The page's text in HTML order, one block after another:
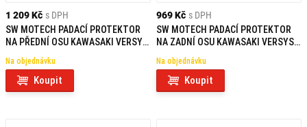
1 209 Kč s DPH
SW MOTECH PADACÍ PROTEKTOR
NA PŘEDNÍ OSU KAWASAKI VERSYS
Na objednávku
Koupit
969 Kč s DPH
SW MOTECH PADACÍ PROTEKTOR
NA ZADNÍ OSU KAWASAKI VERSYS
Na objednávku
Koupit